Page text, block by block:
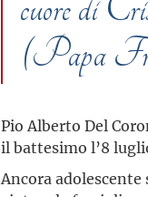
(Papa
Pio Alberto Del
il battesimo l’8
Ancora adolescente